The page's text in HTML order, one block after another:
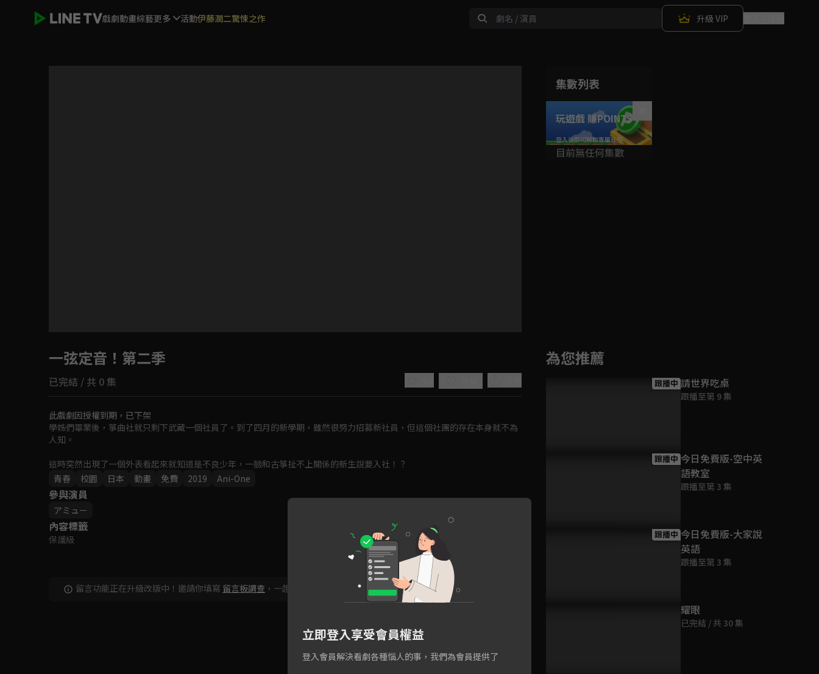
戲劇動畫綜藝更多 活動伊藤潤二驚悚之作 升級 VIP
如有不便請見諒
集數列表
玩遊戲 賺POINTS！
目前無任何集數
一弦定音！第二季
已完結 / 共 0 集
此戲劇因授權到期，已下架
學姊們畢業後，箏曲社就只剩下武藏一個社員了。到了四月的新學期，雖然很努力招募新社員，但這個社團的存在本身就不為
人知。
這時突然出現了一個外表看起來就知道是不良少年，一臉和古箏扯不上關係的新生說要入社！？
青春
校園 日本 動畫 免費 2019 Ani-One
參與演員
アミュー
內容標籤
保護級
留言功能正在升級改版中！邀請你填寫 留言板調查 ，一起共創新版留言功能！
為您推薦
跟播中 請世界吃桌
跟播至第 9 集
跟播中 今日免費版-空中英
語教室
跟播至第 3 集
跟播中 今日免費版-大家說
英語
跟播至第 3 集
耀眼
已完結 / 共 30 集
立即登入享受會員權益
登入會員解決看劇各種惱人的事，我們為會員提供了